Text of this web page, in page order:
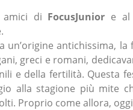
di FocusJunior e al
un’origine antichissima,
greci e romani,
e della fertilità. Questa
alla stagione più mite
Proprio come allora,